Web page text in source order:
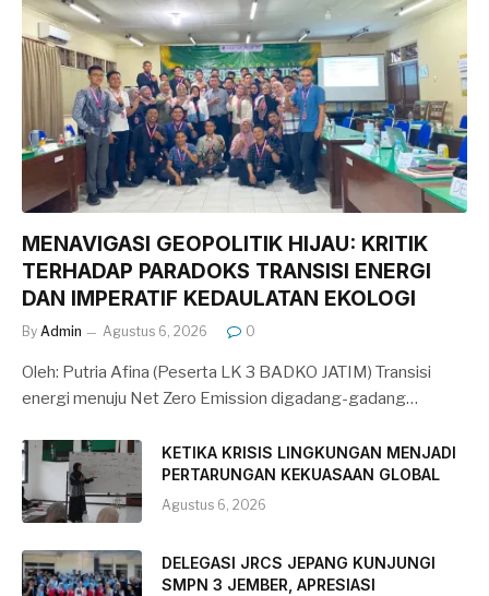
MENAVIGASI GEOPOLITIK HIJAU: KRITIK
TERHADAP PARADOKS TRANSISI ENERGI
DAN IMPERATIF KEDAULATAN EKOLOGI
By Admin Agustus 6, 2026 0
Oleh: Putria Afina (Peserta LK 3 BADKO JATIM) Transisi
energi menuju Net Zero Emission digadang-gadang…
KETIKA KRISIS LINGKUNGAN MENJADI
PERTARUNGAN KEKUASAAN GLOBAL
Agustus 6, 2026
DELEGASI JRCS JEPANG KUNJUNGI
SMPN 3 JEMBER, APRESIASI